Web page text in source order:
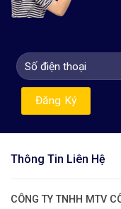
Thông Tin Liên Hệ
CÔNG TY TNHH MTV